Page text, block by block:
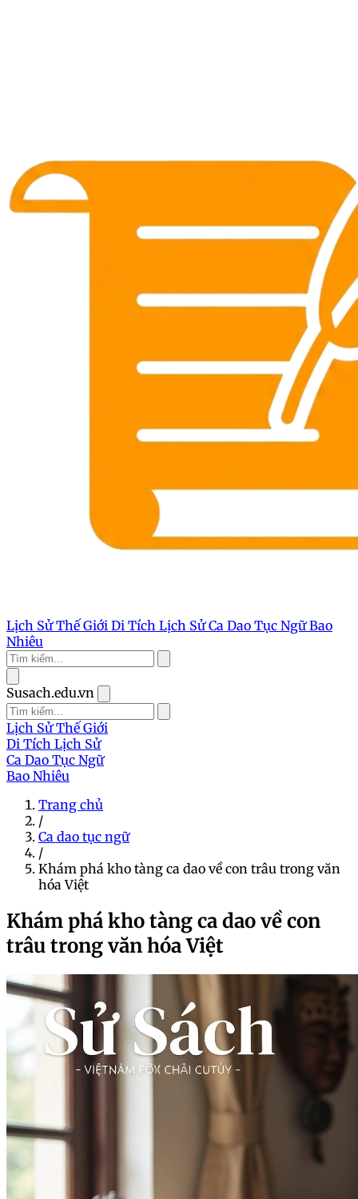
Lịch Sử Thế Giới Di Tích Lịch SửCa Dao Tục NgữBao
Nhiêu
Susach.edu.vn
Lịch Sử Thế Giới
Di Tích Lịch Sử
Ca Dao Tục Ngữ
Bao Nhiêu
Trang chủ
/
Ca dao tục ngữ
/
Khám phá kho tàng ca dao về con trâu trong văn
hóa Việt
Khám phá kho tàng ca dao về con
trâu trong văn hóa Việt